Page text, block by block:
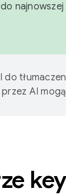
najnowszej
AI